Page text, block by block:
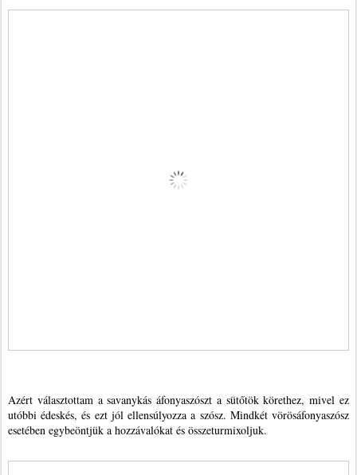
Azért választottam a savanykás áfonyaszószt a sütőtök körethez, mivel ez
utóbbi édeskés, és ezt jól ellensúlyozza a szósz. Mindkét vörösáfonyaszósz
esetében egybeöntjük a hozzávalókat és összeturmixoljuk.